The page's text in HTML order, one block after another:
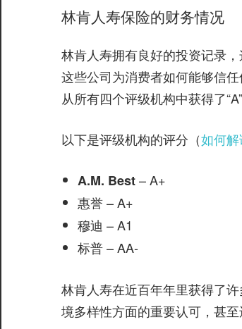
林肯人寿保险的财务情况
林肯人寿拥有良好的投资记录
这些公司为消费者如何能够信
从所有四个评级机构中获得了
以下是评级机构的评分（如何解
A.M. Best– A+
惠誉– A+
穆迪 – A1
标普– AA-
林肯人寿在近百年年里获得了
境多样性方面的重要认可，甚至